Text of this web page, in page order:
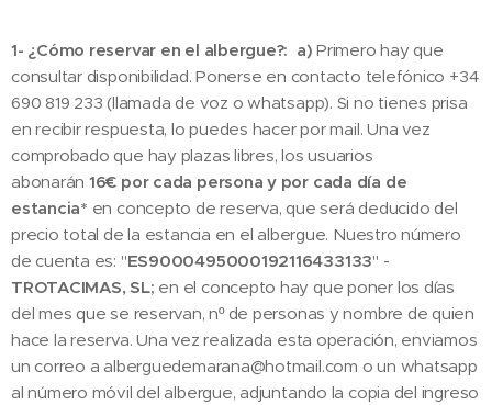
1- ¿Cómo reservar en el albergue?: a) Primero hay que
consultar disponibilidad. Ponerse en contacto telefónico +34
690 819 233 (llamada de voz o whatsapp). Si no tienes prisa
en recibir respuesta, lo puedes hacer por mail. Una vez
comprobado que hay plazas libres, los usuarios
abonarán 16€ por cada persona y por cada día de
estancia* en concepto de reserva, que será deducido del
precio total de la estancia en el albergue. Nuestro número
de cuenta es: "ES9000495000192116433133" -
TROTACIMAS, SL; en el concepto hay que poner los días
del mes que se reservan, nº de personas y nombre de quien
hace la reserva. Una vez realizada esta operación, enviamos
un correo a alberguedemarana@hotmail.com o un whatsapp
al número móvil del albergue, adjuntando la copia del ingreso